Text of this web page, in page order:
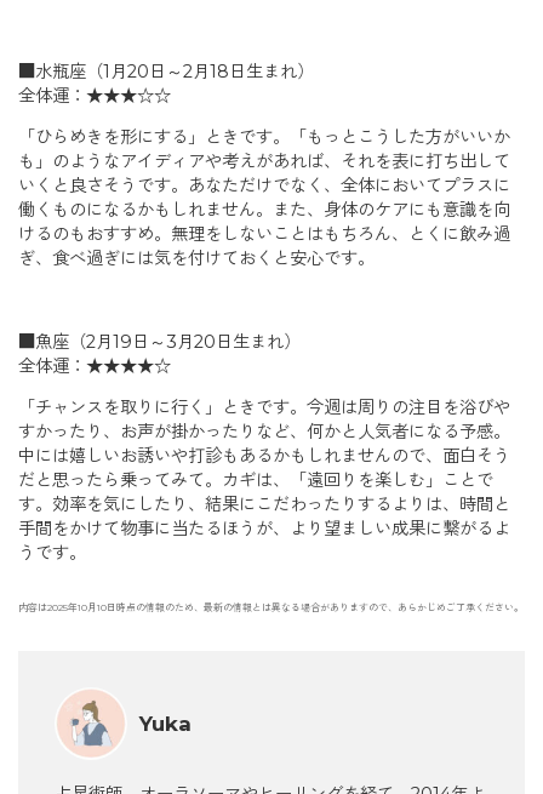
■水瓶座（1月20日～2月18日生まれ）
全体運：★★★☆☆
「ひらめきを形にする」ときです。「もっとこうした方がいいか
も」のようなアイディアや考えがあれば、それを表に打ち出して
いくと良さそうです。あなただけでなく、全体においてプラスに
働くものになるかもしれません。また、身体のケアにも意識を向
けるのもおすすめ。無理をしないことはもちろん、とくに飲み過
ぎ、食べ過ぎには気を付けておくと安心です。
■魚座（2月19日～3月20日生まれ）
全体運：★★★★☆
「チャンスを取りに行く」ときです。今週は周りの注目を浴びや
すかったり、お声が掛かったりなど、何かと人気者になる予感。
中には嬉しいお誘いや打診もあるかもしれませんので、面白そう
だと思ったら乗ってみて。カギは、「遠回りを楽しむ」ことで
す。効率を気にしたり、結果にこだわったりするよりは、時間と
手間をかけて物事に当たるほうが、より望ましい成果に繋がるよ
うです。
内容は2025年10月10日時点の情報のため、最新の情報とは異なる場合がありますので、あらかじめご了承ください。
Yuka